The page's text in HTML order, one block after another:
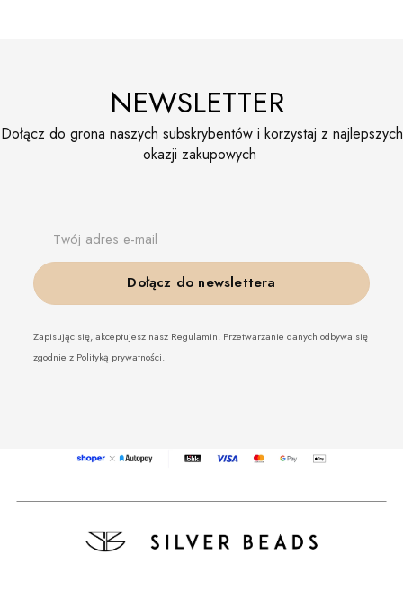
NEWSLETTER
Dołącz do grona naszych subskrybentów i korzystaj z najlepszych
okazji zakupowych
Twój adres e-mail
Dołącz do newslettera
Zapisując się, akceptujesz nasz Regulamin. Przetwarzanie danych odbywa się
zgodnie z Polityką prywatności.